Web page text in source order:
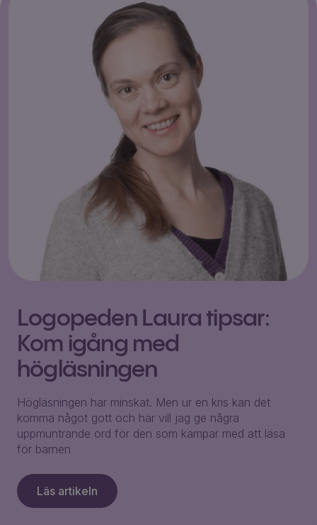
Logopeden Laura tipsar:
Kom igång med
högläsningen
Högläsningen har minskat. Men ur en kris kan det
komma något gott och här vill jag ge några
uppmuntrande ord för den som kämpar med att läsa
för barnen
Läs artikeln